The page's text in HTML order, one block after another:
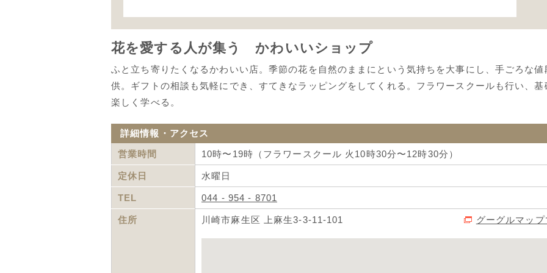
花を愛する人が集う かわいいショップ
ふと立ち寄りたくなるかわいい店。季節の花を自然のままにという気持ちを大事にし、手ごろな値
供。ギフトの相談も気軽にでき、すてきなラッピングをしてくれる。フラワースクールも行い、基
楽しく学べる。
詳細情報・アクセス
営業時間
10時〜19時（フラワースクール 火10時30分〜12時30分）
定休日 水曜日
TEL 044 - 954 - 8701
住所 グーグルマップ
川崎市麻生区 上麻生3-3-11-101